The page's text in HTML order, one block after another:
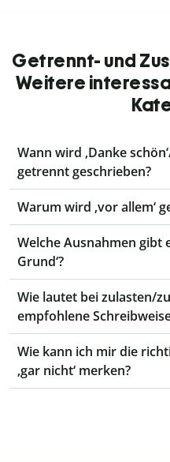
Getrennt- und
Weitere
Wann wird ‚Danke
getrennt geschrieben?
Warum wird ‚vor allem‘
Welche Ausnahmen gibt
Grund‘?
Wie lautet bei zulasten/
empfohlene
Wie kann ich mir die
‚gar nicht‘ merken?